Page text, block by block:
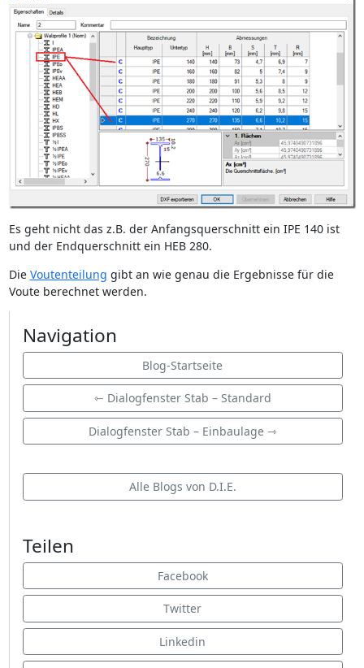
Es geht nicht das z.B. der Anfangsquerschnitt ein IPE 140 ist
und der Endquerschnitt ein HEB 280.
Die Voutenteilung gibt an wie genau die Ergebnisse für die
Voute berechnet werden.
Navigation
Blog-Startseite
⇽ Dialogfenster Stab – Standard
Dialogfenster Stab – Einbaulage ⇾
Alle Blogs von D.I.E.
Teilen
Facebook
Twitter
Linkedin